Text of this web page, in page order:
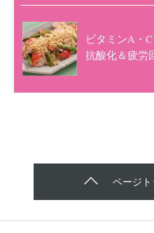
ビタミンA・
抗酸化＆疲労
ページト